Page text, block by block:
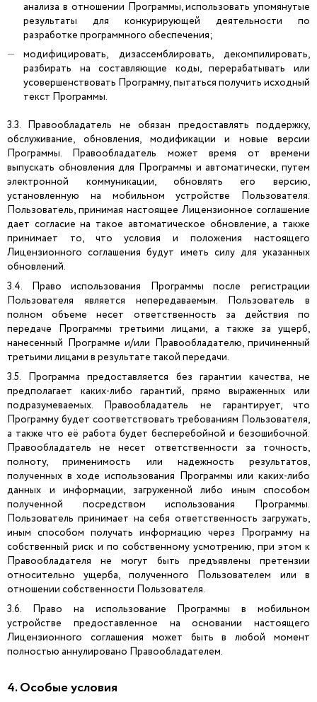
анализа в отношении Программы, использовать упомянутые
результаты для конкурирующей деятельности по
разработке программного обеспечения;
модифицировать, дизассемблировать, декомпилировать,
разбирать на составляющие коды, перерабатывать или
усовершенствовать Программу, пытаться получить исходный
текст Программы.
3.3. Правообладатель не обязан предоставлять поддержку,
обслуживание, обновления, модификации и новые версии
Программы. Правообладатель может время от времени
выпускать обновления для Программы и автоматически, путем
электронной коммуникации, обновлять его версию,
установленную на мобильном устройстве Пользователя.
Пользователь, принимая настоящее Лицензионное соглашение
дает согласие на такое автоматическое обновление, а также
принимает то, что условия и положения настоящего
Лицензионного соглашения будут иметь силу для указанных
обновлений.
3.4. Право использования Программы после регистрации
Пользователя является непередаваемым. Пользователь в
полном объеме несет ответственность за действия по
передаче Программы третьими лицами, а также за ущерб,
нанесенный Программе и/или Правообладателю, причиненный
третьими лицами в результате такой передачи.
3.5. Программа предоставляется без гарантии качества, не
предполагает каких-либо гарантий, прямо выраженных или
подразумеваемых. Правообладатель не гарантирует, что
Программу будет соответствовать требованиям Пользователя,
а также что её работа будет бесперебойной и безошибочной.
Правообладатель не несет ответственности за точность,
полноту, применимость или надежность результатов,
полученных в ходе использования Программы или каких-либо
данных и информации, загруженной либо иным способом
полученной посредством использования Программы.
Пользователь принимает на себя ответственность загружать,
иным способом получать информацию через Программу на
собственный риск и по собственному усмотрению, при этом к
Правообладателя не могут быть предъявлены претензии
относительно ущерба, полученного Пользователем или в
отношении собственности Пользователя.
3.6. Право на использование Программы в мобильном
устройстве предоставленное на основании настоящего
Лицензионного соглашения может быть в любой момент
полностью аннулировано Правообладателем.
4. Особые условия